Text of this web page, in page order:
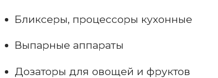
Бликсеры, процессоры кухонные
Выпарные аппараты
Дозаторы для овощей и фруктов